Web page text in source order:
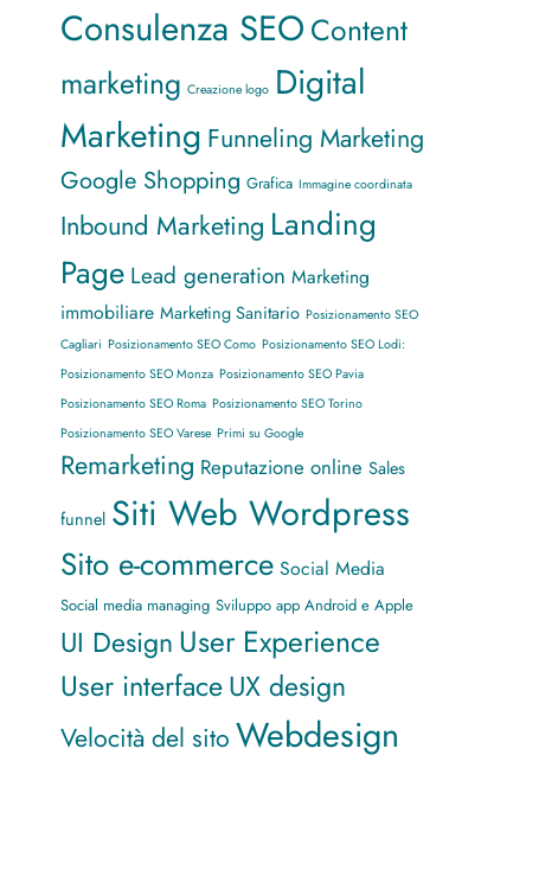
Consulenza SEO Content
marketing Creazione logo Digital
Marketing Funneling Marketing
Google Shopping Grafica Immagine coordinata
Inbound Marketing Landing
Page Lead generation Marketing
immobiliare Marketing Sanitario Posizionamento SEO
Cagliari Posizionamento SEO Como Posizionamento SEO Lodi:
Posizionamento SEO Monza Posizionamento SEO Pavia
Posizionamento SEO Roma Posizionamento SEO Torino
Posizionamento SEO Varese Primi su Google
Remarketing Reputazione online Sales
funnel Siti Web Wordpress
Sito e-commerce Social Media
Social media managing Sviluppo app Android e Apple
UI Design User Experience
User interfaceUX design
Velocità del sitoWebdesign